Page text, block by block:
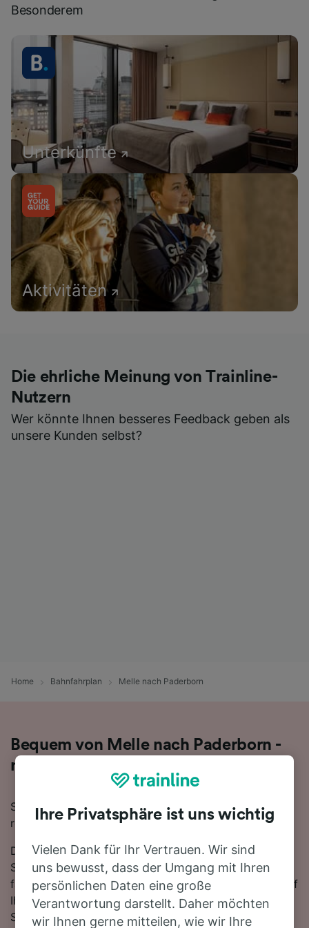
Besonderem
Unterkünfte
Aktivitäten
Die ehrliche Meinung von Trainline-
Nutzern
Wer könnte Ihnen besseres Feedback geben als
unsere Kunden selbst?
Home Bahnfahrplan Melle nach Paderborn
Bequem von Melle nach Paderborn -
nehmen Sie den Zug!
Sie wollen mit dem Zug von Melle nach Paderborn
reisen? Dann sind Sie bei uns genau richtig!
Die Fahrtzeit beträgt mit der schnellsten Verbindung 1
Stunde 37 Minuten. Auf der 61 km langen Strecke
fahren für gewöhnlich 48 Züge am Tag. Sie müssen auf
Ihrer Fahrt nach Paderborn 1-mal umsteigen. Nutzen
Sie den DB-Zug und fahren Sie mit den schnellsten
Ihre Privatsphäre ist uns wichtig
Vielen Dank für Ihr Vertrauen. Wir sind
uns bewusst, dass der Umgang mit Ihren
persönlichen Daten eine große
Verantwortung darstellt. Daher möchten
wir Ihnen gerne mitteilen, wie wir Ihre